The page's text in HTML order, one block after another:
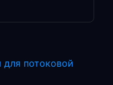
потоковой